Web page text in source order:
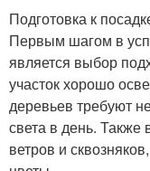
Подготовка к
Первым шагом в
является выбор
участок хорошо
деревьев требуют
света в день. Также
ветров и